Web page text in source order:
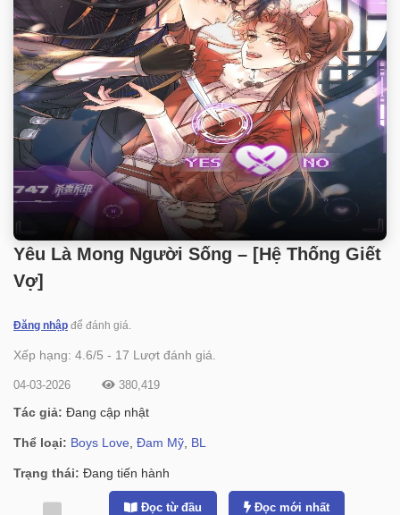
Yêu Là Mong Người Sống – [Hệ Thống Giết
Vợ]
Đăng nhập để đánh giá.
Xếp hạng: 4.6/5 - 17 Lượt đánh giá.
04-03-2026 380,419
Tác giả: Đang cập nhật
Thể loại: Boys Love Đam Mỹ BL
Trạng thái: Đang tiến hành
Đọc từ đầu Đọc mới nhất